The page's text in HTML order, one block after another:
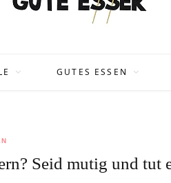
GUTES ESSEN
Seid mutig und tut